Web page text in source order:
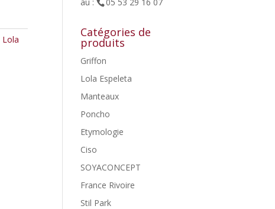
Lola
Catégories de
produits
Griffon
Lola Espeleta
Manteaux
Poncho
Etymologie
Ciso
SOYACONCEPT
France Rivoire
Stil Park